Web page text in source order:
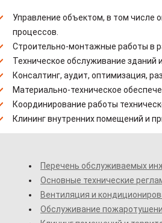
Управление объектом, в том числе
процессов.
Строительно-монтажные работы в
Техническое обслуживание зданий
Консалтинг, аудит, оптимизация,
Материально-техническое
Координирование работы
Клининг внутренних помещений и
Перечень обслуживаемых
Основные технические
Вентиляция и
Обслуживание